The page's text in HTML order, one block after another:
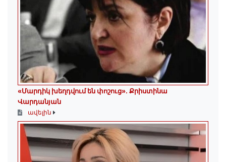
«Մարդիկ խեղդվում են փոշուց»․ Քրիստինա
Վարդանյան
ավելին